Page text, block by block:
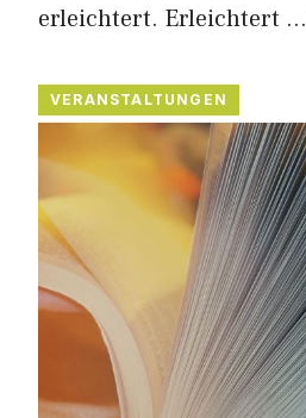
erleichtert. Erleichtert …
VERANSTALTUNGEN